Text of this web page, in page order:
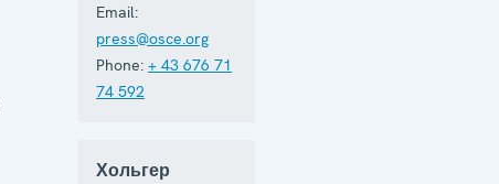
Email:
press@osce.org
Phone: + 43 676 71
74 592
Хольгер